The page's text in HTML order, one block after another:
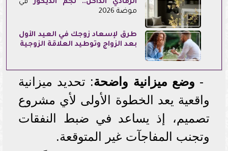
الرمادي الداكن.. نجم الديكورفي
موضة 2026
طرق لإسعاد زوجك في العيد الأول
بعد الزواج وتوطيد العلاقة الزوجية
- وضع ميزانية واضحة: تحديد ميزانية
واقعية يعد الخطوة الأولى لأي مشروع
تصميم، إذ يساعد في ضبط النفقات
وتجنب المفاجآت غير المتوقعة.